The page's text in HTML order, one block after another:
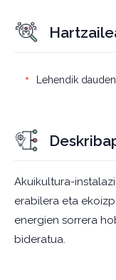
Lehendik
Akuikultura-
erabilera eta
energien sorrera
bideratua.